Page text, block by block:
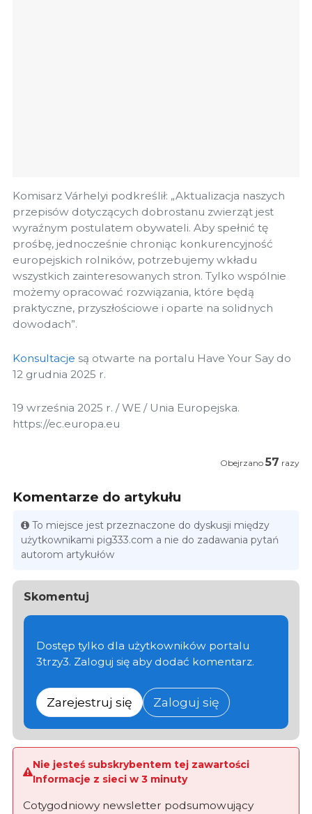
Komisarz Várhelyi podkreślił: „Aktualizacja naszych
przepisów dotyczących dobrostanu zwierząt jest
wyraźnym postulatem obywateli. Aby spełnić tę
prośbę, jednocześnie chroniąc konkurencyjność
europejskich rolników, potrzebujemy wkładu
wszystkich zainteresowanych stron. Tylko wspólnie
możemy opracować rozwiązania, które będą
praktyczne, przyszłościowe i oparte na solidnych
dowodach”.
Konsultacje są otwarte na portalu Have Your Say do
12 grudnia 2025 r.
19 września 2025 r. / WE / Unia Europejska.
https://ec.europa.eu
Obejrzano 57 razy
Komentarze do artykułu
To miejsce jest przeznaczone do dyskusji między
użytkownikami pig333.com a nie do zadawania pytań
autorom artykułów
Skomentuj
Dostęp tylko dla użytkowników portalu
3trzy3. Zaloguj się aby dodać komentarz.
Zarejestruj się Zaloguj się
Nie jesteś subskrybentem tej zawartości
Informacje z sieci w 3 minuty
Cotygodniowy newsletter podsumowujący